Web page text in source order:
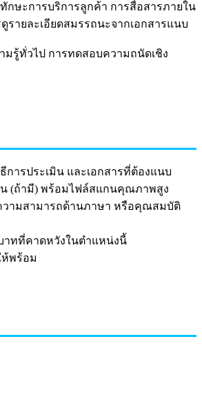
ษะการบริการลูกค้า การสื่อสารภายใน
ายละเอียดสมรรถนะจากเอกสารแนบ
มรู้ทั่วไป การทดสอบความถนัดเชิง
ารประเมิน และเอกสารที่ต้องแนบ
น (ถ้ามี) พร้อมไฟล์สแกนคุณภาพสูง
วามสามารถด้านภาษา หรือคุณสมบัติ
าทที่คาดหวังในตำแหน่งนี้
ห้พร้อม